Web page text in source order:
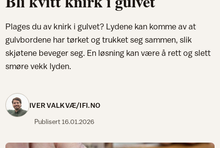
Plages du av knirk i gulvet? Lydene kan komme av at
gulvbordene har tørket og trukket seg sammen, slik
skjøtene beveger seg. En løsning kan være å rett og slett
smøre vekk lyden.
IVER VALKVÆ/IFI.NO
Publisert16.01.2026